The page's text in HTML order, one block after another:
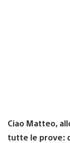
Ciao Matteo,
tutte le prove: